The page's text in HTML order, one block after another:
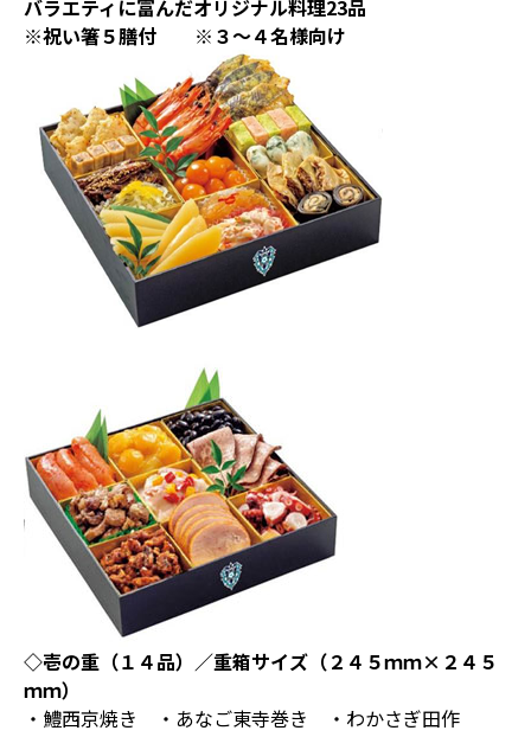
バラエティに富んだオリジナル料理23品
※祝い箸５膳付 ※３～４名様向け
◇壱の重（１４品）／重箱サイズ（２４５ｍｍ×２４５
ｍｍ）
・鱧西京焼き ・あなご東寺巻き ・わかさぎ田作